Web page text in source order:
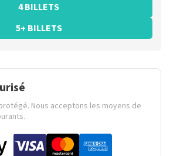
4 BILLETS
5+ BILLETS
Nous acceptons les moyens de